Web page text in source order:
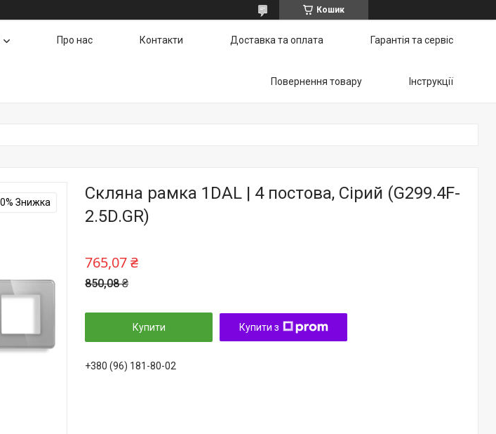
Кошик
Про нас Контакти Доставка та оплата Гарантія та сервіс
Повернення товару Інструкції
Скляна рамка 1DAL | 4 постова, Сірий (G299.4F-
2.5D.GR)
850,08 ₴
765,07 ₴
Купити Купити з
+380 (96) 181-80-02